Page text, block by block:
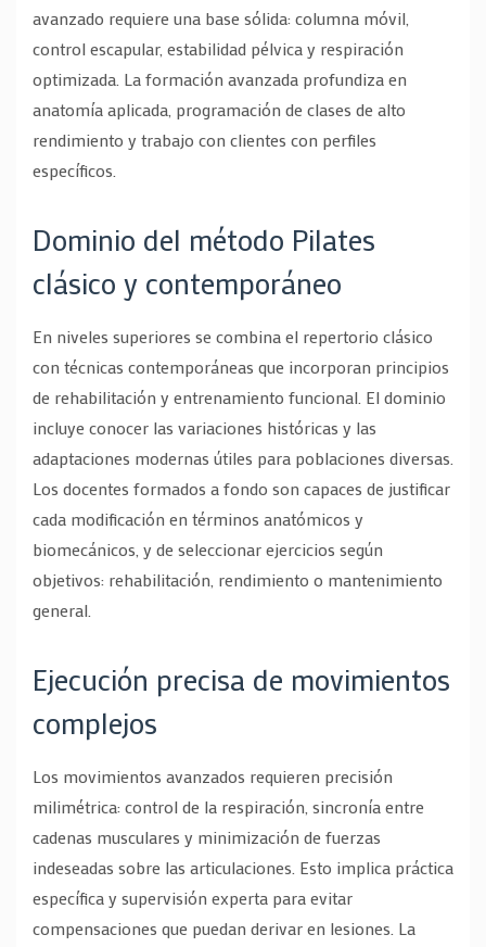
avanzado requiere una base sólida: columna móvil,
control escapular, estabilidad pélvica y respiración
optimizada. La formación avanzada profundiza en
anatomía aplicada, programación de clases de alto
rendimiento y trabajo con clientes con perfiles
específicos.
Dominio del método Pilates
clásico y contemporáneo
En niveles superiores se combina el repertorio clásico
con técnicas contemporáneas que incorporan principios
de rehabilitación y entrenamiento funcional. El dominio
incluye conocer las variaciones históricas y las
adaptaciones modernas útiles para poblaciones diversas.
Los docentes formados a fondo son capaces de justificar
cada modificación en términos anatómicos y
biomecánicos, y de seleccionar ejercicios según
objetivos: rehabilitación, rendimiento o mantenimiento
general.
Ejecución precisa de movimientos
complejos
Los movimientos avanzados requieren precisión
milimétrica: control de la respiración, sincronía entre
cadenas musculares y minimización de fuerzas
indeseadas sobre las articulaciones. Esto implica práctica
específica y supervisión experta para evitar
compensaciones que puedan derivar en lesiones. La